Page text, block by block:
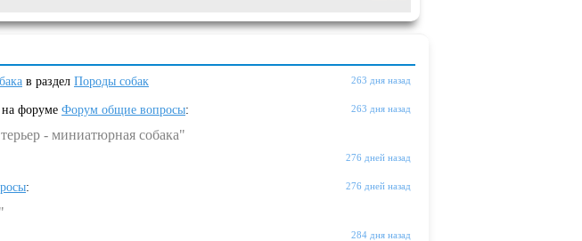
263 дня назад
в раздел Породы собак
263 дня назад
на форуме Форум общие вопросы:
- миниатюрная собака"
276 дней назад
276 дней назад
:
284 дня назад